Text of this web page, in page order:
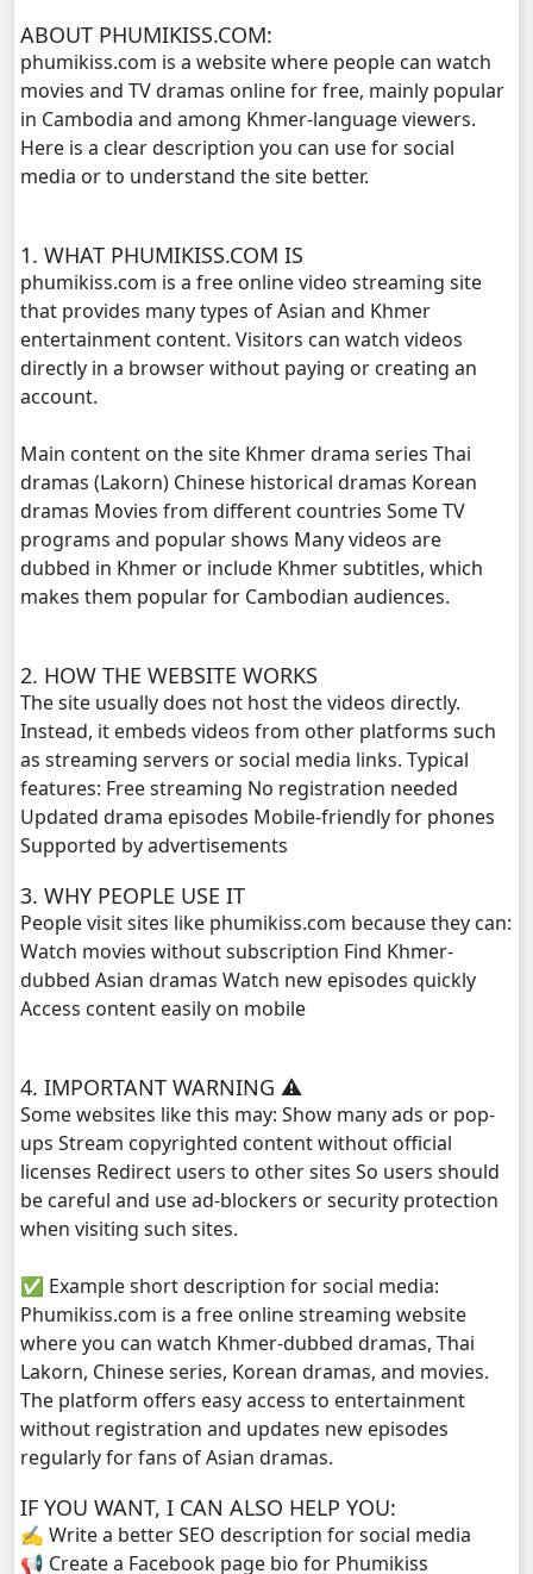
Kamnot Het Sne, 12
Kamnot Het Sne, 13
Kamnot Het Sne, 14
Kamnot Het Sne, 16
Kamnot Het Sne, 17
Kamnot Het Sne, 19
Kamnot Het Sne, 23
Kamnot Het Sne, 24
Kamnot Het Sne, 25
Kamnot Het Sne, 27
Kamnot Het Sne, 28
Kamnot Het Sne, 30
Kamnot Het Sne, 31
Kamnot Het Sne, 32
Kamnot Het Sne, 33
Kamnot Het Sne, 35
Kamnot Het Sne, 37
ABOUT PHUMIKISS.COM:
phumikiss.com is a website where people can watch
movies and TV dramas online for free, mainly popular
in Cambodia and among Khmer-language viewers.
Here is a clear description you can use for social
media or to understand the site better.
1. WHAT PHUMIKISS.COM IS
phumikiss.com is a free online video streaming site
that provides many types of Asian and Khmer
entertainment content. Visitors can watch videos
directly in a browser without paying or creating an
account.
Main content on the site Khmer drama series Thai
dramas (Lakorn) Chinese historical dramas Korean
dramas Movies from different countries Some TV
programs and popular shows Many videos are
dubbed in Khmer or include Khmer subtitles, which
makes them popular for Cambodian audiences.
2. HOW THE WEBSITE WORKS
The site usually does not host the videos directly.
Instead, it embeds videos from other platforms such
as streaming servers or social media links. Typical
features: Free streaming No registration needed
Updated drama episodes Mobile-friendly for phones
Supported by advertisements
3. WHY PEOPLE USE IT
People visit sites like phumikiss.com because they can:
Watch movies without subscription Find Khmer-
dubbed Asian dramas Watch new episodes quickly
Access content easily on mobile
4. IMPORTANT WARNING ⚠️
Some websites like this may: Show many ads or pop-
ups Stream copyrighted content without official
licenses Redirect users to other sites So users should
be careful and use ad-blockers or security protection
when visiting such sites.
✅ Example short description for social media:
Phumikiss.com is a free online streaming website
where you can watch Khmer-dubbed dramas, Thai
Lakorn, Chinese series, Korean dramas, and movies.
The platform offers easy access to entertainment
without registration and updates new episodes
regularly for fans of Asian dramas.
IF YOU WANT, I CAN ALSO HELP YOU:
✍️ Write a better SEO description for social media
📢 Create a Facebook page bio for Phumikiss